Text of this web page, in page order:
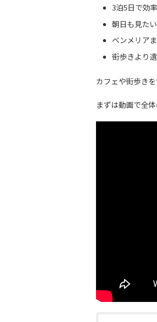
3泊5日で効
朝日も見たい
ベンメリア
街歩きより
カフェや街歩き
まずは動画で全